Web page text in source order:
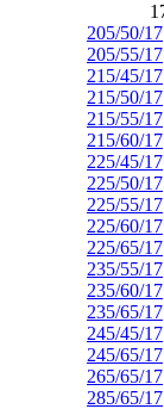
205/50/17
205/55/17
215/45/17
215/50/17
215/55/17
215/60/17
225/45/17
225/50/17
225/55/17
225/60/17
225/65/17
235/55/17
235/60/17
235/65/17
245/45/17
245/65/17
265/65/17
285/65/17